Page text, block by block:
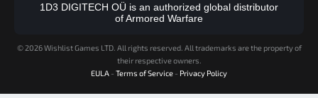
1D3 DIGITECH OÜ is an authorized global distributor
of Armored Warfare
© 2026 Wishlist Games LTD. All rights reserved. All trademarks are the property of
their respective owners.
EULA - Terms of Service - Privacy Policy